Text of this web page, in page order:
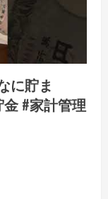
に貯ま
#家計管理